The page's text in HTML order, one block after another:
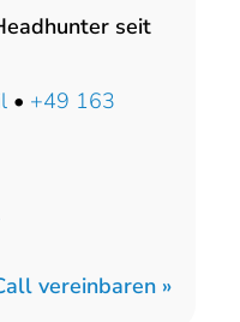
seit
• +49 163
vereinbaren »